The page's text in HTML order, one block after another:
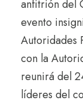
anfitrión del
evento
Autoridades
con la
reunirá del
líderes del